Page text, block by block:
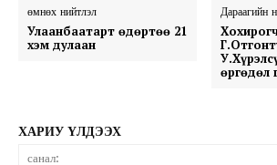
өмнөх нийтлэл
Улаанбаатарт өдөртөө 21
хэм дулаан
Дараагийн
өргөдөл
ХАРИУ ҮЛДЭЭХ